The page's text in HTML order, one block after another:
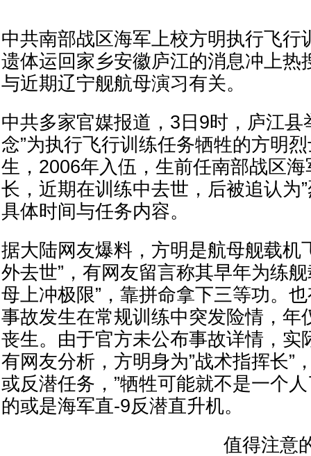
中共南部战区海军上校方明执行飞行
遗体运回家乡安徽庐江的消息冲上热
与近期辽宁舰航母演习有关。
中共多家官媒报道，3日9时，庐江县
念”为执行飞行训练任务牺牲的方明
生，2006年入伍，生前任南部战区
长，近期在训练中去世，后被追认为
具体时间与任务内容。
据大陆网友爆料，方明是航母舰载机
外去世”，有网友留言称其早年为练
母上冲极限”，靠拼命拿下三等功。
事故发生在常规训练中突发险情，年
丧生。由于官方未公布事故详情，实
有网友分析，方明身为”战术指挥长”
或反潜任务，”牺牲可能就不是一个
的或是海军直-9反潜直升机。
值得注意